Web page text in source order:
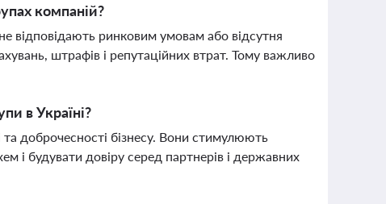
компаній?
відповідають ринковим умовам або відсутня
штрафів і репутаційних втрат. Тому важливо
в Україні?
доброчесності бізнесу. Вони стимулюють
і будувати довіру серед партнерів і державних